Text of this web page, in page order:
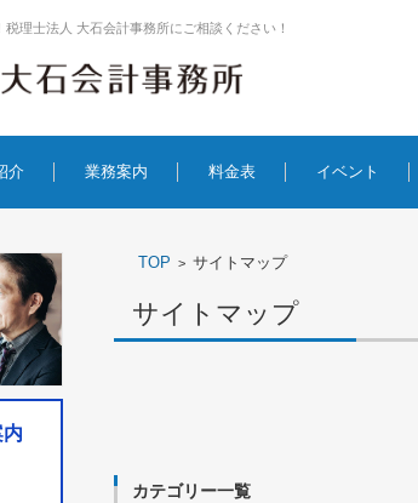
理士法人 大石会計事務所にご相談ください！
介 業務案内 料金表 イベント
TOP >サイトマップ
サイトマップ
カテゴリー一覧